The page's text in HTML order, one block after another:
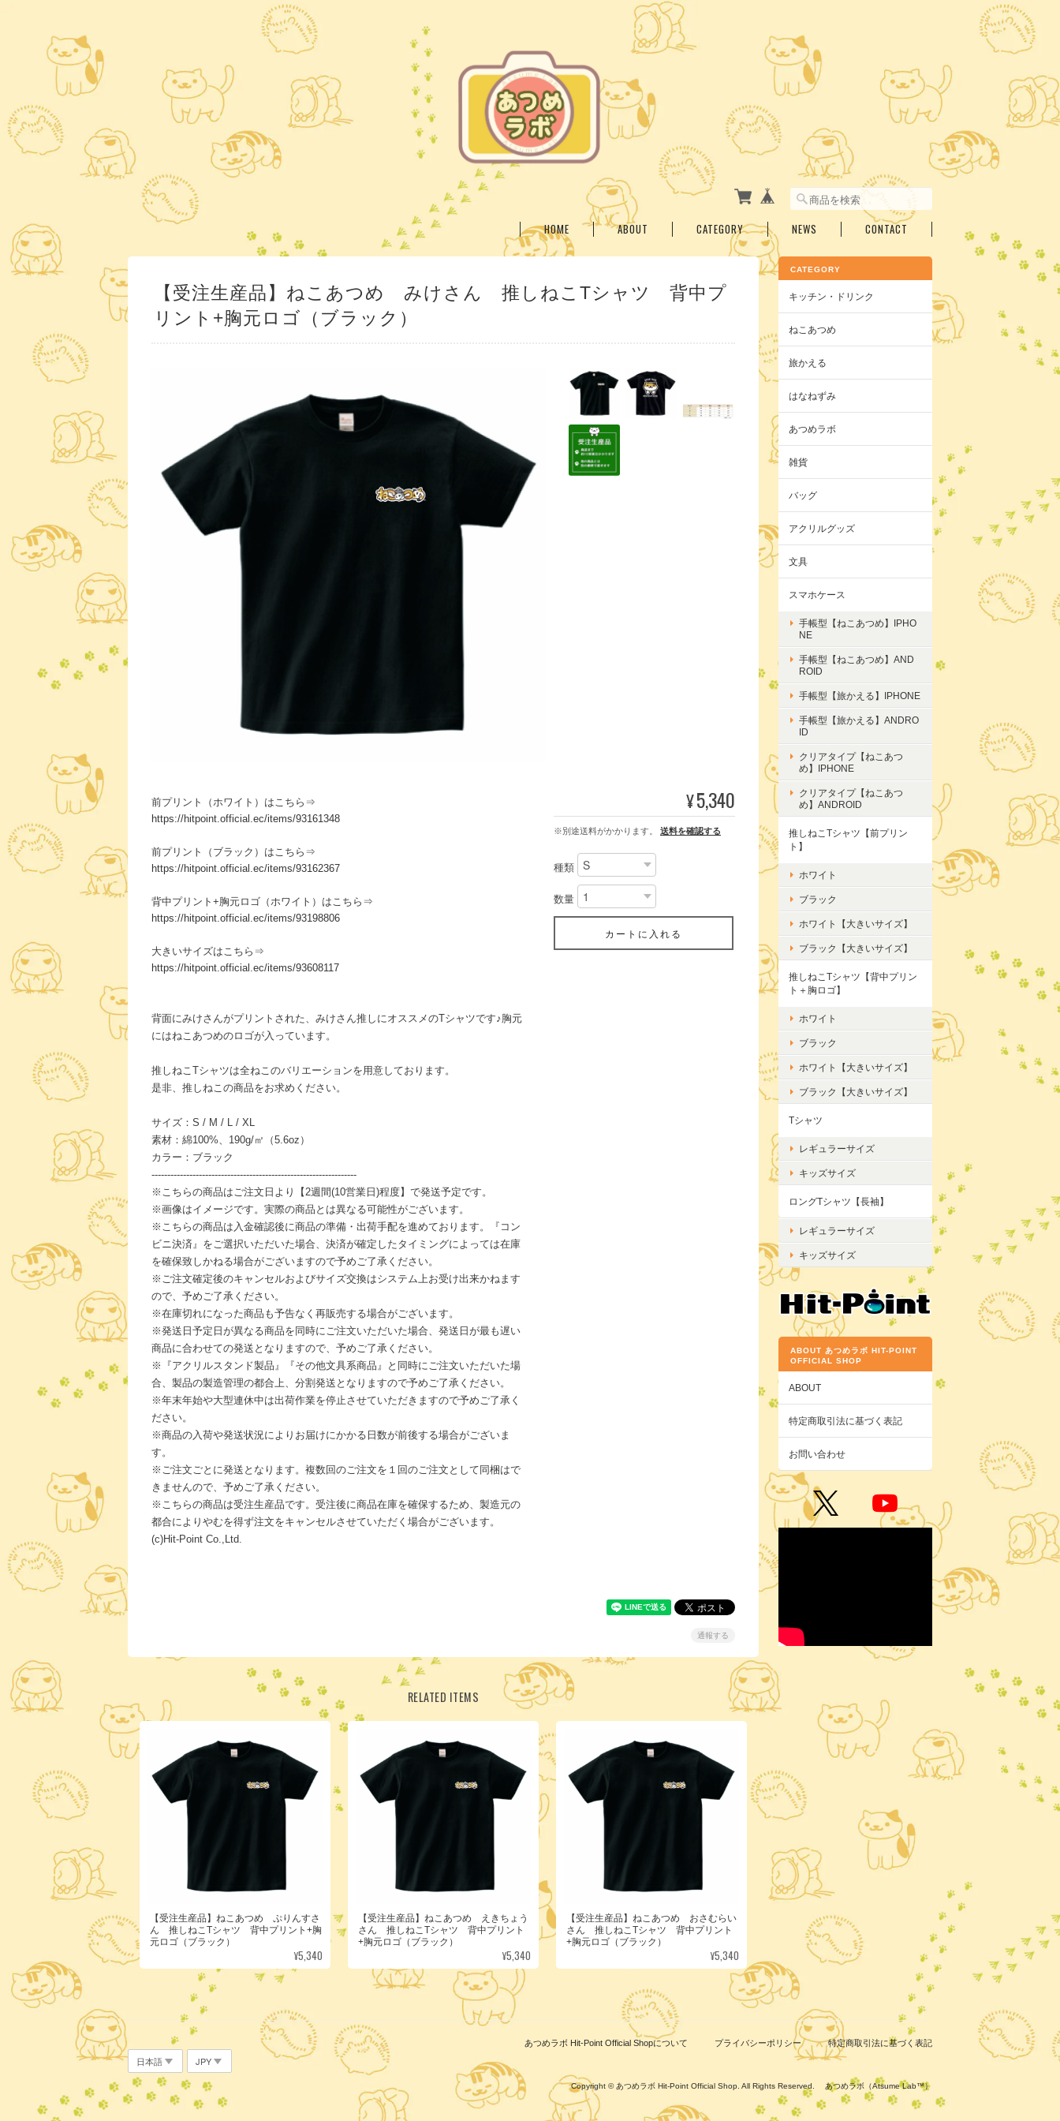
HOME ABOUT CATEGORY NEWS CONTACT
【受注生産品】ねこあつめ みけさん 推しねこTシャツ 背中プ
リント+胸元ロゴ（ブラック）
前プリント（ホワイト）はこちら⇒
https://hitpoint.official.ec/items/93161348
前プリント（ブラック）はこちら⇒
https://hitpoint.official.ec/items/93162367
背中プリント+胸元ロゴ（ホワイト）はこちら⇒
https://hitpoint.official.ec/items/93198806
大きいサイズはこちら⇒
https://hitpoint.official.ec/items/93608117
背面にみけさんがプリントされた、みけさん推しにオススメのTシャツです♪胸元
にはねこあつめのロゴが入っています。
推しねこTシャツは全ねこのバリエーションを用意しております。
是非、推しねこの商品をお求めください。
サイズ：S / M / L / XL
素材：綿100%、190g/㎡（5.6oz）
カラー：ブラック
-----------------------------------------------------------------
※こちらの商品はご注文日より【2週間(10営業日)程度】で発送予定です。
※画像はイメージです。実際の商品とは異なる可能性がございます。
※こちらの商品は入金確認後に商品の準備・出荷手配を進めております。『コン
ビニ決済』をご選択いただいた場合、決済が確定したタイミングによっては在庫
を確保致しかねる場合がございますので予めご了承ください。
※ご注文確定後のキャンセルおよびサイズ交換はシステム上お受け出来かねます
ので、予めご了承ください。
※在庫切れになった商品も予告なく再販売する場合がございます。
※発送日予定日が異なる商品を同時にご注文いただいた場合、発送日が最も遅い
商品に合わせての発送となりますので、予めご了承ください。
※『アクリルスタンド製品』『その他文具系商品』と同時にご注文いただいた場
合、製品の製造管理の都合上、分割発送となりますので予めご了承ください。
※年末年始や大型連休中は出荷作業を停止させていただきますので予めご了承く
ださい。
※商品の入荷や発送状況によりお届けにかかる日数が前後する場合がございま
す。
※ご注文ごとに発送となります。複数回のご注文を１回のご注文として同梱はで
きませんので、予めご了承ください。
※こちらの商品は受注生産品です。受注後に商品在庫を確保するため、製造元の
都合によりやむを得ず注文をキャンセルさせていただく場合がございます。
(c)Hit-Point Co.,Ltd.
¥5,340
※別途送料がかかります。 送料を確認する
種類
数量
カートに入れる
通報する
RELATED ITEMS
【受注生産品】ねこあつめ ぷりんすさ
ん 推しねこTシャツ 背中プリント+胸
元ロゴ（ブラック）
¥5,340
【受注生産品】ねこあつめ えきちょう
さん 推しねこTシャツ 背中プリント
+胸元ロゴ（ブラック）
¥5,340
【受注生産品】ねこあつめ おさむらい
さん 推しねこTシャツ 背中プリント
+胸元ロゴ（ブラック）
¥5,340
CATEGORY
キッチン・ドリンク
ねこあつめ
旅かえる
はなねずみ
あつめラボ
雑貨
バッグ
アクリルグッズ
文具
スマホケース
手帳型【ねこあつめ】IPHO
NE
手帳型【ねこあつめ】AND
ROID
手帳型【旅かえる】IPHONE
手帳型【旅かえる】ANDRO
ID
クリアタイプ【ねこあつ
め】IPHONE
クリアタイプ【ねこあつ
め】ANDROID
推しねこTシャツ【前プリン
ト】
ホワイト
ブラック
ホワイト【大きいサイズ】
ブラック【大きいサイズ】
推しねこTシャツ【背中プリン
ト＋胸ロゴ】
ホワイト
ブラック
ホワイト【大きいサイズ】
ブラック【大きいサイズ】
Tシャツ
レギュラーサイズ
キッズサイズ
ロングTシャツ【長袖】
レギュラーサイズ
キッズサイズ
ABOUT あつめラボ HIT-POINT
OFFICIAL SHOP
ABOUT
特定商取引法に基づく表記
お問い合わせ
あつめラボ Hit-Point Official Shopについて プライバシーポリシー 特定商取引法に基づく表記
Copyright © あつめラボ Hit-Point Official Shop. All Rights Reserved. あつめラボ（Atsume Lab™）